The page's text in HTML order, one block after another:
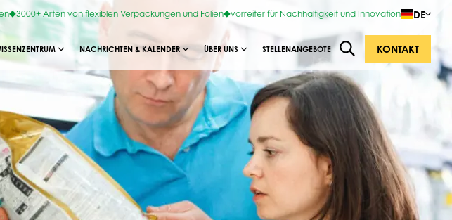
3000+ Arten von flexiblen Verpackungen und Folien vorreiter für Nachhaltigkeit und Innovation DE
NACHRICHTEN & KALENDER ÜBER UNS STELLENANGEBOTE KONTAKT